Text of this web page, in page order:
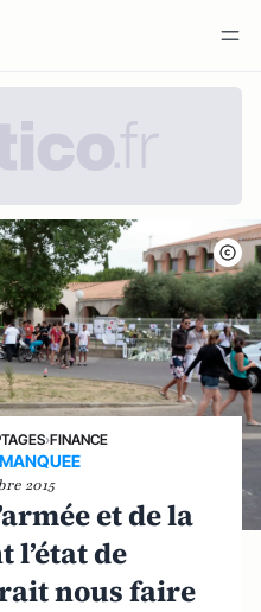
›FINANCE
2015
et de la
l’état de
nous faire